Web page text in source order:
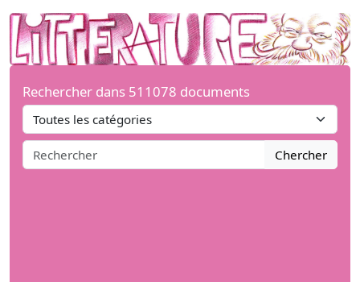
Rechercher dans 511078 documents
Chercher